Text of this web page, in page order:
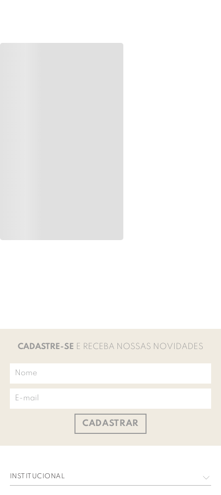
CADASTRE-SE E RECEBA NOSSAS NOVIDADES
CADASTRAR
INSTITUCIONAL